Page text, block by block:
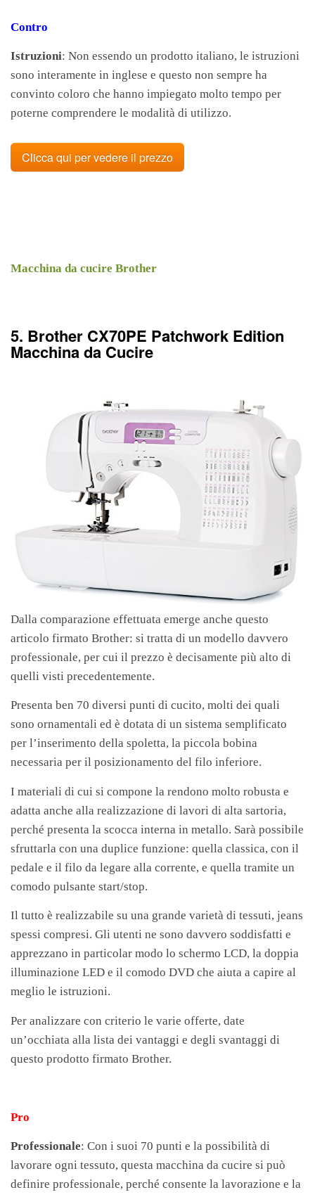
Contro
Istruzioni: Non essendo un prodotto italiano, le istruzioni
sono interamente in inglese e questo non sempre ha
convinto coloro che hanno impiegato molto tempo per
poterne comprendere le modalità di utilizzo.
Clicca qui per vedere il prezzo
Macchina da cucire Brother
5. Brother CX70PE Patchwork Edition
Macchina da Cucire
Dalla comparazione effettuata emerge anche questo
articolo firmato Brother: si tratta di un modello davvero
professionale, per cui il prezzo è decisamente più alto di
quelli visti precedentemente.
Presenta ben 70 diversi punti di cucito, molti dei quali
sono ornamentali ed è dotata di un sistema semplificato
per l’inserimento della spoletta, la piccola bobina
necessaria per il posizionamento del filo inferiore.
I materiali di cui si compone la rendono molto robusta e
adatta anche alla realizzazione di lavori di alta sartoria,
perché presenta la scocca interna in metallo. Sarà possibile
sfruttarla con una duplice funzione: quella classica, con il
pedale e il filo da legare alla corrente, e quella tramite un
comodo pulsante start/stop.
Il tutto è realizzabile su una grande varietà di tessuti, jeans
spessi compresi. Gli utenti ne sono davvero soddisfatti e
apprezzano in particolar modo lo schermo LCD, la doppia
illuminazione LED e il comodo DVD che aiuta a capire al
meglio le istruzioni.
Per analizzare con criterio le varie offerte, date
un’occhiata alla lista dei vantaggi e degli svantaggi di
questo prodotto firmato Brother.
Pro
Professionale: Con i suoi 70 punti e la possibilità di
lavorare ogni tessuto, questa macchina da cucire si può
definire professionale, perché consente la lavorazione e la